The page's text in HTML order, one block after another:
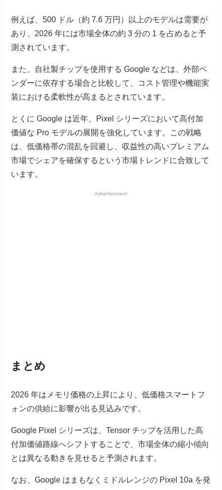
例えば、500 ドル（約 7.6 万円）以上のモデルは需要が
あり、2026 年には市場全体の約 3 分の 1 を占めると予
測されています。
また、自社製チップを使用する Google などは、外部ベ
ンダーに依存する場合と比較して、コスト管理や機能実
装における柔軟性が高まるとされています。
とくに Google は近年、Pixel シリーズにおいて高付加
価値な Pro モデルの展開を強化しています。この戦略
は、低価格帯の混乱を回避し、収益性の高いプレミアム
市場でシェアを確保するという市場トレンドに合致して
います。
Advertisement
まとめ
2026 年はメモリ価格の上昇により、低価格スマートフ
ォンの供給に影響が出る見込みです。
Google Pixel シリーズは、Tensor チップを活用した高
付加価値路線へシフトすることで、市場全体の縮小傾向
とは異なる動きを見せると予測されます。
なお、Google はまもなくミドルレンジの Pixel 10a を発